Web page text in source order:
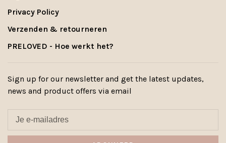
Privacy Policy
Verzenden & retourneren
PRELOVED - Hoe werkt het?
Sign up for our newsletter and get the latest updates,
news and product offers via email